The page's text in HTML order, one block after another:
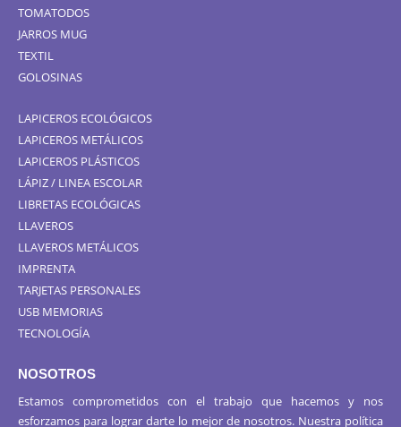
TOMATODOS
JARROS MUG
TEXTIL
GOLOSINAS
LAPICEROS ECOLÓGICOS
LAPICEROS METÁLICOS
LAPICEROS PLÁSTICOS
LÁPIZ / LINEA ESCOLAR
LIBRETAS ECOLÓGICAS
LLAVEROS
LLAVEROS METÁLICOS
IMPRENTA
TARJETAS PERSONALES
USB MEMORIAS
TECNOLOGÍA
NOSOTROS
Estamos comprometidos con el trabajo que hacemos y nos
esforzamos para lograr darte lo mejor de nosotros. Nuestra política